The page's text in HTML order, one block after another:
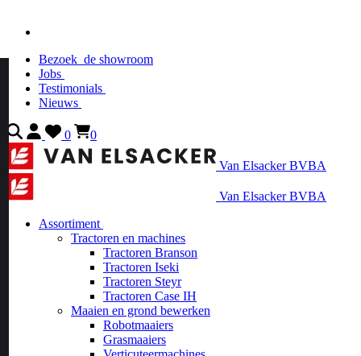
Bezoek de showroom
Jobs
Testimonials
Nieuws
0 0
Van Elsacker BVBA
Van Elsacker BVBA
Assortiment
Tractoren en machines
Tractoren Branson
Tractoren Iseki
Tractoren Steyr
Tractoren Case IH
Maaien en grond bewerken
Robotmaaiers
Grasmaaiers